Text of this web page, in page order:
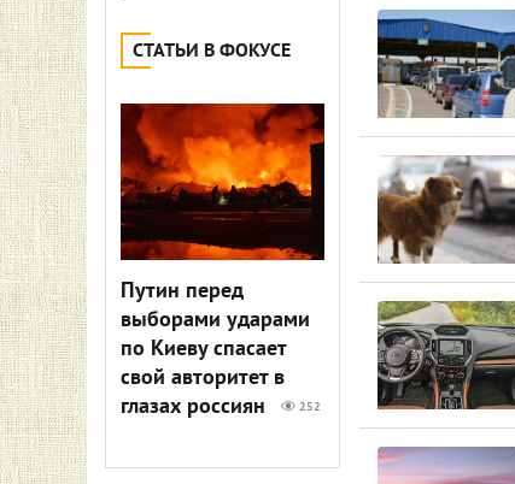
СТАТЬИ В ФОКУСЕ
Путин перед
выборами ударами
по Киеву спасает
свой авторитет в
глазах россиян
252